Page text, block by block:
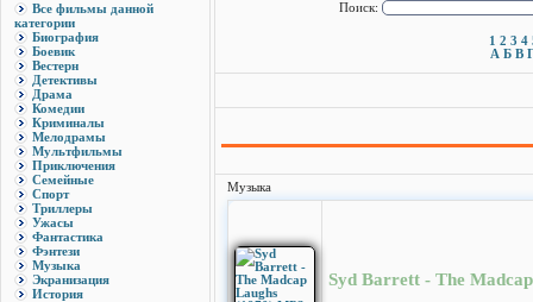
Все фильмы данной
категории
Биография
Боевик
Вестерн
Детективы
Драма
Комедии
Криминалы
Мелодрамы
Мультфильмы
Приключения
Семейные
Спорт
Триллеры
Ужасы
Фантастика
Фэнтези
Музыка
Экранизация
История
Поиск:
1 2 3 4
А Б В
Музыка
Syd Barrett - The